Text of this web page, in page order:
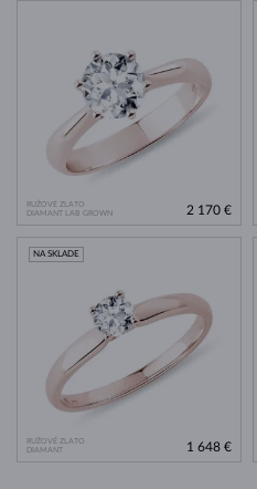
RUŽOVÉ ZLATO
DIAMANT LAB GROWN
2 170 €
RUŽOVÉ ZLATO
DIAMANT
NA SKLADE
1 648 €